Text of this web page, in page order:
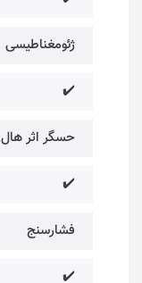
ژئومغناطیسی
✔️
حسگر اثر هال
✔️
فشارسنج
✔️